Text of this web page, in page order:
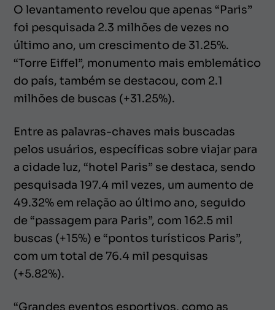
O levantamento revelou que apenas “Paris”
foi pesquisada 2.3 milhões de vezes no
último ano, um crescimento de 31.25%.
“Torre Eiffel”, monumento mais emblemático
do país, também se destacou, com 2.1
milhões de buscas (+31.25%).
Entre as palavras-chaves mais buscadas
pelos usuários, específicas sobre viajar para
a cidade luz, “hotel Paris” se destaca, sendo
pesquisada 197.4 mil vezes, um aumento de
49.32% em relação ao último ano, seguido
de “passagem para Paris”, com 162.5 mil
buscas (+15%) e “pontos turísticos Paris”,
com um total de 76.4 mil pesquisas
(+5.82%).
“Grandes eventos esportivos, como as